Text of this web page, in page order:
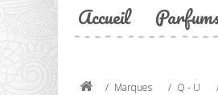
Accueil
Marques Q - U